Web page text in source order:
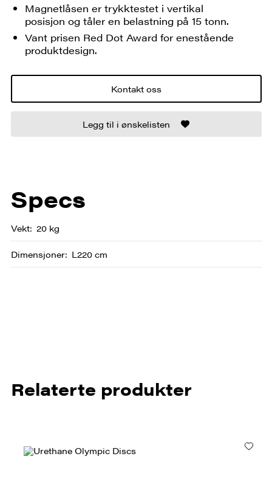
Magnetlåsen er trykktestet i vertikal
posisjon og tåler en belastning på 15 tonn.
Vant prisen Red Dot Award for enestående
produktdesign.
Kontakt oss
Legg til i ønskelisten
Specs
Vekt 20 kg
Dimensjoner L220 cm
Relaterte produkter